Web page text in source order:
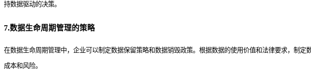
持数据驱动的决策。
7.数据生命周期管理的策略
在数据生命周期管理中，企业可以制定数据保留策略和数据销毁政策。根据数据的使用价值和法律要求，制
成本和风险。